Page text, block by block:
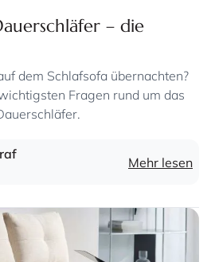
– die
dem Schlafsofa übernachten?
Fragen rund um das
Mehr lesen